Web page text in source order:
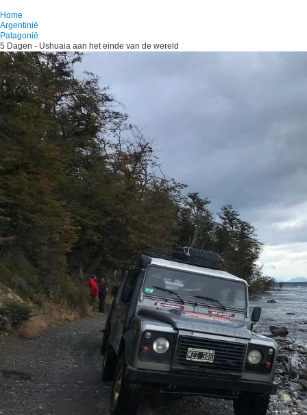
Home
Argentinië
Patagonië
5 Dagen - Ushuaia aan het einde van de wereld